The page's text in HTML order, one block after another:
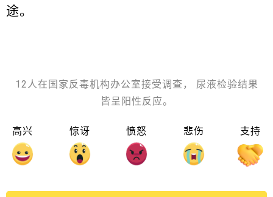
途。
12人在国家反毒机构办公室接受调查， 尿液检验结果
皆呈阳性反应。
高兴 惊讶 愤怒 悲伤 支持